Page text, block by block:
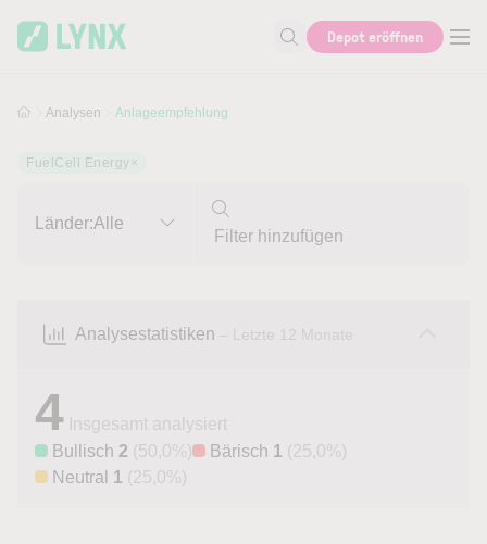
Suche nach Aktie, Autor...
Depot eröffnen
Analysen Anlageempfehlung
FuelCell Energy×
Länder:Alle
Analysestatistiken – Letzte 12 Monate
4 Insgesamt analysiert
Bullisch 2 (50,0%) Bärisch 1 (25,0%)
Neutral 1 (25,0%)